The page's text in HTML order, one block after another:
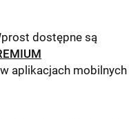
dostępne są
aplikacjach mobilnych